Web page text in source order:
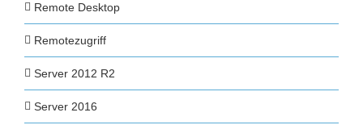
Remote Desktop
Remotezugriff
Server 2012 R2
Server 2016